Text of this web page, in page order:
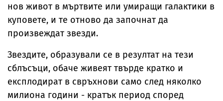
нов живот в мъртвите или умиращи галактики в
куповете, и те отново да започнат да
произвеждат звезди.
Звездите, образували се в резултат на тези
сблъсъци, обаче живеят твърде кратко и
експлодират в свръхнови само след няколко
милиона години - кратък период според